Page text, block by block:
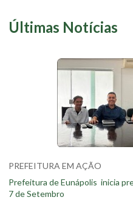
Últimas Notícias
PREFEITURA EM AÇÃO
Prefeitura de Eunápolis inicia
7 de Setembro